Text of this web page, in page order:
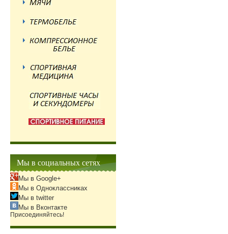
Мы в социальных сетях
Мы в Google+
Мы в Одноклассниках
Мы в twitter
Мы в Вконтакте
Присоединяйтесь!